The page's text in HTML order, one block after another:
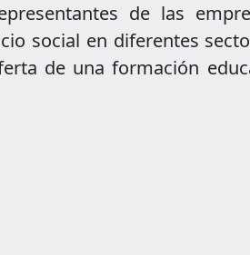
de las
social en diferentes
de una formación